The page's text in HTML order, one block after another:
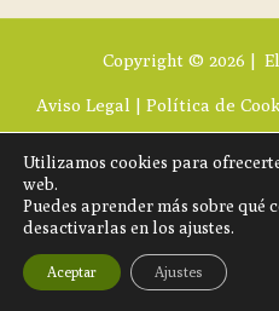
Copyright © 2026 |
Aviso Legal | Política de
Utilizamos cookies para
web.
Puedes aprender más sobre qué
desactivarlas en los ajustes.
Aceptar Ajustes